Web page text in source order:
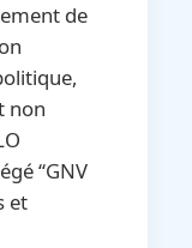
de
non
‘‘GNV
et